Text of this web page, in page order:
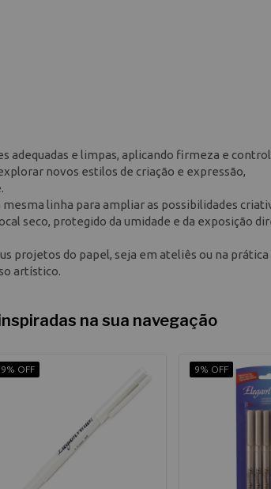
adequadas e limpas, aplicando firmeza e
novos estilos de criação e expressão,
linha para ampliar as possibilidades
seco, protegido da umidade e da exposição
projetos do papel, seja em ateliês ou na prática
artístico.
na sua navegação
9% OFF 9% OFF